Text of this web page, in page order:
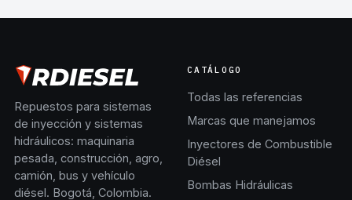
Repuestos para sistemas
de inyección y sistemas
hidráulicos: maquinaria
pesada, construcción, agro,
camión, bus y vehículo
diésel. Bogotá, Colombia.
CATÁLOGO
Todas las referencias
Marcas que manejamos
Inyectores de Combustible
Diésel
Bombas Hidráulicas